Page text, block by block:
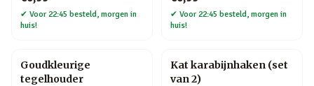
✔ Voor 22:45 besteld, morgen in
huis!
✔ Voor 22:45 besteld, morgen in
huis!
Goudkleurige
tegelhouder
Kat karabijnhaken (set
van 2)